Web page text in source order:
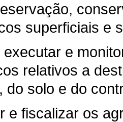
superficiais e
executar e
relativos a
do solo e do
e fiscalizar os